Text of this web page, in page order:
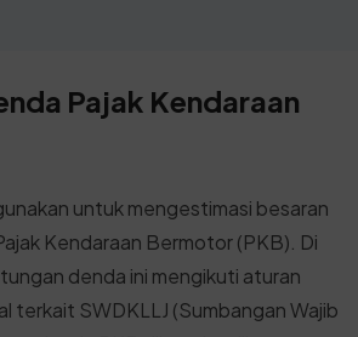
Pajak Kendaraan
untuk mengestimasi besaran
Kendaraan Bermotor (PKB). Di
denda ini mengikuti aturan
terkait SWDKLLJ (Sumbangan Wajib